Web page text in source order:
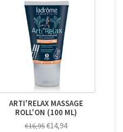
ARTI'RELAX MASSAGE
ROLL'ON (100 ML)
€16,95 €14,94